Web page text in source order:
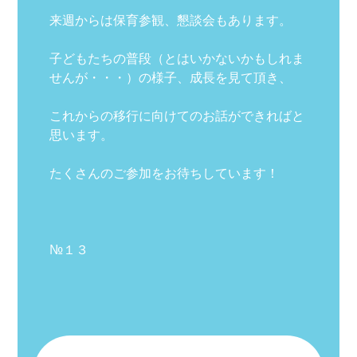
来週からは保育参観、懇談会もあります。
子どもたちの普段（とはいかないかもしれま
せんが・・・）の様子、成長を見て頂き、
これからの移行に向けてのお話ができればと
思います。
たくさんのご参加をお待ちしています！
№１３